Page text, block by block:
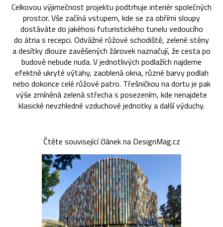
Celkovou výjimečnost projektu podtrhuje interiér společných
prostor. Vše začíná vstupem, kde se za obřími sloupy
dostáváte do jakéhosi futuristického tunelu vedoucího
do átria s recepci. Odvážné růžové schodiště, zelené stěny
a desítky dlouze zavěšených žárovek naznačují, že cesta po
budově nebude nuda. V jednotlivých podlažích najdeme
efektně ukryté výtahy, zaoblená okna, různé barvy podlah
nebo dokonce celé růžové patro. Třešničkou na dortu je pak
výše zmíněná zelená střecha s posezením, kde nenajdete
klasické nevzhledné vzduchové jednotky a další výduchy.
Čtěte související článek na DesignMag.cz